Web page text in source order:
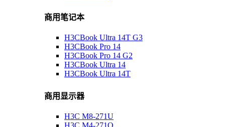
商用笔记本
H3CBook Ultra 14T G3
H3CBook Pro 14
H3CBook Pro 14 G2
H3CBook Ultra 14
H3CBook Ultra 14T
商用显示器
H3C M8-271U
H3C M4-271Q